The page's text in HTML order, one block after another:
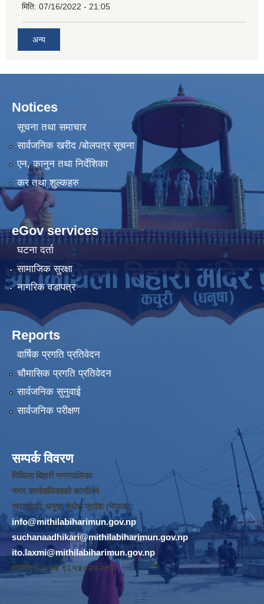
मिति: 07/16/2022 - 21:05
अन्य
Notices
सूचना तथा समाचार
सार्वजनिक खरीद /बोलपत्र सूचना
एन, कानुन तथा निर्देशिका
कर तथा शुल्कहरु
eGov services
घटना दर्ता
सामाजिक सुरक्षा
नागरिक वडापत्र
Reports
वार्षिक प्रगति प्रतिवेदन
चौमासिक प्रगति प्रतिवेदन
सार्वजनिक सुनुवाई
सार्वजनिक परीक्षण
सम्पर्क विवरण
मिथिला बिहारी नगरपालिका
नगर कार्यपालिकाको कार्यालय
तारापट्टी, धनुषा, मधेश प्रदेश (नेपाल)
info@mithilabiharimun.gov.np
suchanaadhikari@mithilabiharimun.gov.np
ito.laxmi@mithilabiharimun.gov.np
सम्पर्क नं. ‌९७७ ९८५४०२७२९३